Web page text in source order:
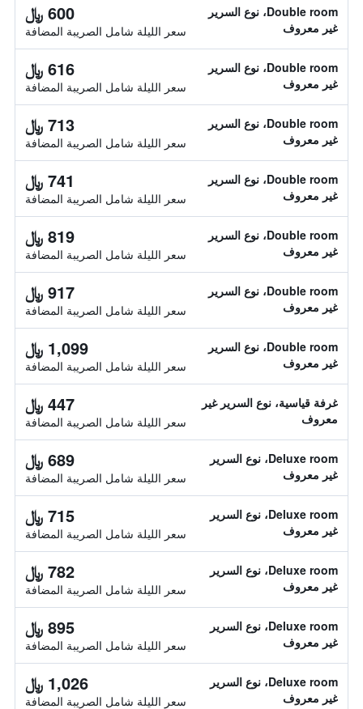
Double room، نوع السرير
غير معروف
600 ﷼
سعر الليلة شامل الصريبة المضافة
Double room، نوع السرير
غير معروف
616 ﷼
سعر الليلة شامل الصريبة المضافة
Double room، نوع السرير
غير معروف
713 ﷼
سعر الليلة شامل الصريبة المضافة
Double room، نوع السرير
غير معروف
741 ﷼
سعر الليلة شامل الصريبة المضافة
Double room، نوع السرير
غير معروف
819 ﷼
سعر الليلة شامل الصريبة المضافة
Double room، نوع السرير
غير معروف
917 ﷼
سعر الليلة شامل الصريبة المضافة
Double room، نوع السرير
غير معروف
1,099 ﷼
سعر الليلة شامل الصريبة المضافة
غرفة قياسية، نوع السرير غير
معروف
447 ﷼
سعر الليلة شامل الصريبة المضافة
Deluxe room، نوع السرير
غير معروف
689 ﷼
سعر الليلة شامل الصريبة المضافة
Deluxe room، نوع السرير
غير معروف
715 ﷼
سعر الليلة شامل الصريبة المضافة
Deluxe room، نوع السرير
غير معروف
782 ﷼
سعر الليلة شامل الصريبة المضافة
Deluxe room، نوع السرير
غير معروف
895 ﷼
سعر الليلة شامل الصريبة المضافة
Deluxe room، نوع السرير
غير معروف
1,026 ﷼
سعر الليلة شامل الصريبة المضافة